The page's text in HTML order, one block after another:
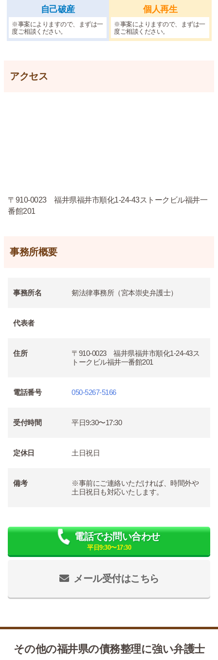
自己破産
※事案によりますので、まずは一
度ご相談ください。
個人再生
※事案によりますので、まずは一
度ご相談ください。
アクセス
〒910-0023 福井県福井市順化1-24-43ストークビル福井一
番館201
事務所概要
事務所名 剱法律事務所（宮本崇史弁護士）
代表者
住所
〒910-0023 福井県福井市順化1-24-43ス
トークビル福井一番館201
電話番号 050-5267-5166
受付時間 平日9:30〜17:30
定休日 土日祝日
備考
※事前にご連絡いただければ、時間外や
土日祝日も対応いたします。
メール受付はこちら
電話でお問い合わせ
平日9:30〜17:30
その他の福井県の債務整理に強い弁護士